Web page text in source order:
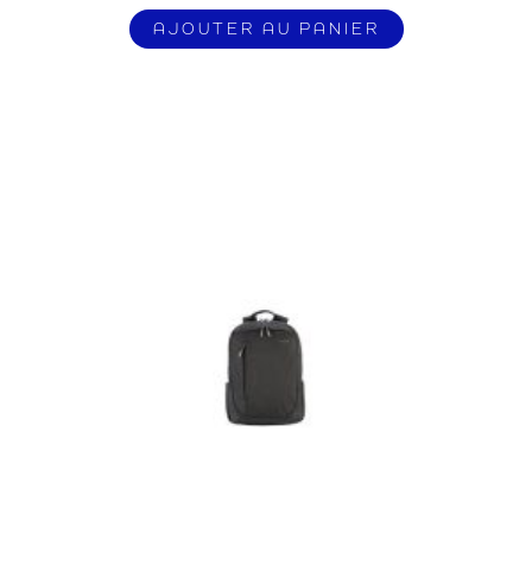
AJOUTER AU PANIER